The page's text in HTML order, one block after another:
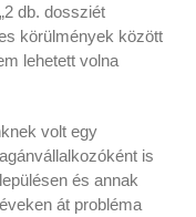
db. dossziét
körülmények között
lehetett volna
volt egy
is
és annak
át probléma